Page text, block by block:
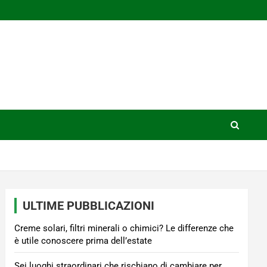
ULTIME PUBBLICAZIONI
Creme solari, filtri minerali o chimici? Le differenze che
è utile conoscere prima dell’estate